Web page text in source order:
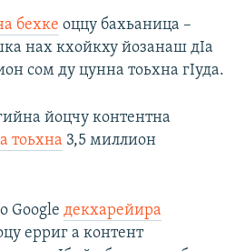
бехке оццу бахьаница –
нах кхойкху йозанаш дIа
сом ду цунна тоьхна гIуда.
йоцчу контентна
тоьхна 3,5 миллион
Google декхарейира
ерриг а контент